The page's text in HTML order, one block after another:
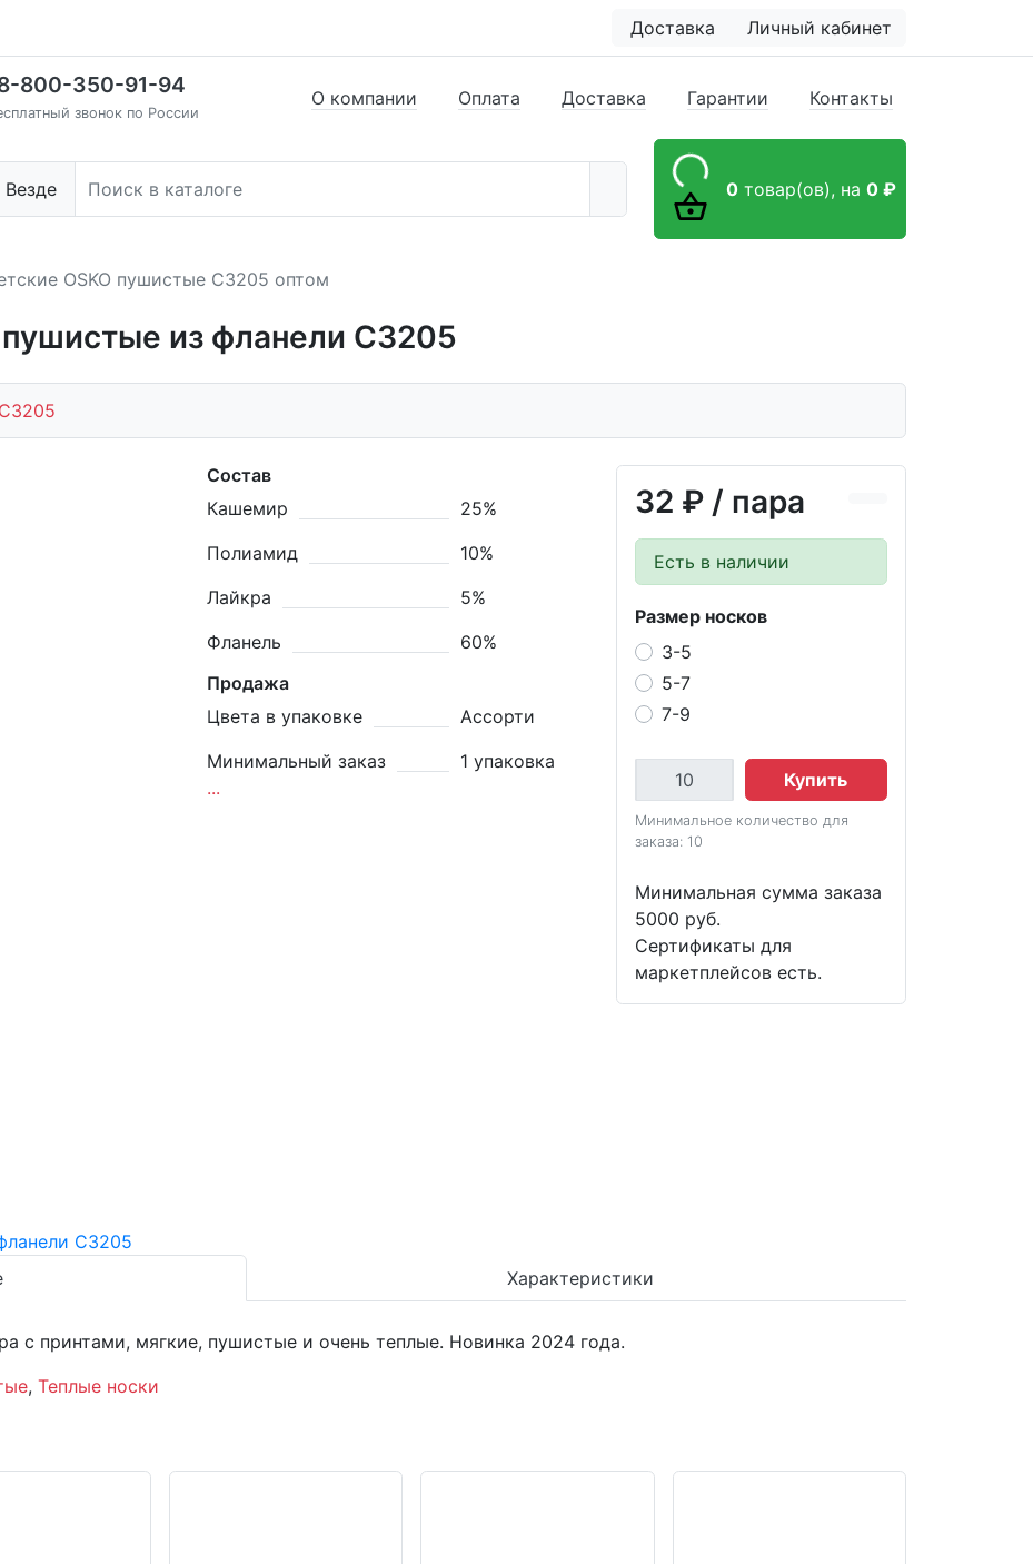
Доставка Личный кабинет
800-350-91-94
звонок по России
Везде
О компании Оплата Доставка Гарантии Контакты
0 товар(ов), на 0 ₽
OSKO пушистые С3205 оптом
пушистые из фланели С3205
С3205
32 ₽ / пара
Есть в наличии
Размер носков
3-5
5-7
7-9
Купить
Минимальное количество для
заказа: 10
Минимальная сумма заказа
5000 руб.
Сертификаты для
маркетплейсов есть.
Состав
Кашемир
25%
Полиамид
10%
Лайкра
5%
Фланель
60%
Продажа
Цвета в упаковке
Ассорти
Минимальный заказ
1 упаковка
...
Характеристики
с принтами, мягкие, пушистые и очень теплые. Новинка 2024 года.
, Теплые носки